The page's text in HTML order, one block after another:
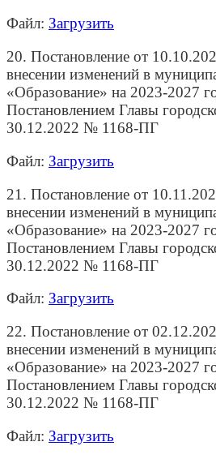
Файл: Загрузить
20. Постановление от
внесении изменений в
«Образование» на 2023-2027
Постановлением Главы
30.12.2022 № 1168-ПГ
Файл: Загрузить
21. Постановление от
внесении изменений в
«Образование» на 2023-2027
Постановлением Главы
30.12.2022 № 1168-ПГ
Файл: Загрузить
22. Постановление от
внесении изменений в
«Образование» на 2023-2027
Постановлением Главы
30.12.2022 № 1168-ПГ
Файл: Загрузить